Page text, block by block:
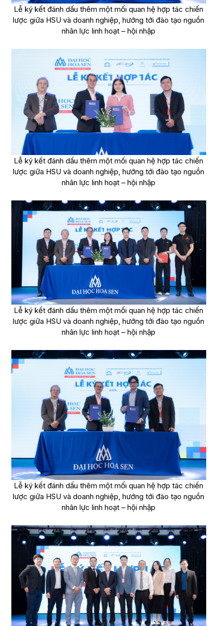
Lễ ký kết đánh dấu thêm một mối quan hệ hợp tác chiến
lược giữa HSU và doanh nghiệp, hướng tới đào tạo nguồn
nhân lực linh hoạt – hội nhập
Lễ ký kết đánh dấu thêm một mối quan hệ hợp tác chiến
lược giữa HSU và doanh nghiệp, hướng tới đào tạo nguồn
nhân lực linh hoạt – hội nhập
Lễ ký kết đánh dấu thêm một mối quan hệ hợp tác chiến
lược giữa HSU và doanh nghiệp, hướng tới đào tạo nguồn
nhân lực linh hoạt – hội nhập
Lễ ký kết đánh dấu thêm một mối quan hệ hợp tác chiến
lược giữa HSU và doanh nghiệp, hướng tới đào tạo nguồn
nhân lực linh hoạt – hội nhập